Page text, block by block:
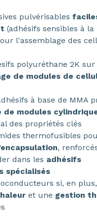
pulvérisables
(adhésifs sensibles à
l'assemblage des
polyuréthane 2K
de modules de
à base de MMA
de modules
des propriétés clés
thermofusibles
,
dans les adhésifs
spécialisés
si, en
et une gestion